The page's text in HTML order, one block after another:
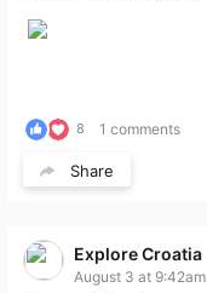
8 1 comments
Share
Explore Croatia
August 3 at 9:42am